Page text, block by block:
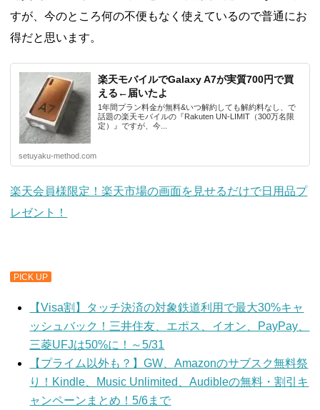
すが、今のところ何の不便もなく使えているので普通にお
得だと思います。
楽天モバイルでGalaxy A7が実質700円で買
える←届いたよ
1年間プラン料金が無料&いつ解約しても解約料なし、で
話題の楽天モバイルの『Rakuten UN-LIMIT（300万名限
定）』ですが、今...
setuyaku-method.com
楽天会員様限定！楽天市場の画面を見せるだけで日用品プ
レゼント！
PICK UP
【Visa割】タッチ決済の対象鉄道利用で最大30%キャ
ッシュバック！三井住友、エポス、イオン、PayPay、
三菱UFJは50%に！～5/31
【プライム以外も？】GW、Amazonのサブスク無料祭
り！Kindle、Music Unlimited、Audibleの無料・割引キ
ャンペーンまとめ！5/6まで